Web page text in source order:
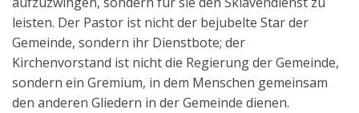
leisten. Der Pastor ist nicht der bejubelte Star der
Gemeinde, sondern ihr Dienstbote; der
Kirchenvorstand ist nicht die Regierung der Gemeinde,
sondern ein Gremium, in dem Menschen gemeinsam
den anderen Gliedern in der Gemeinde dienen.